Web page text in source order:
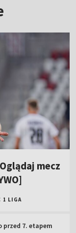
mecz
1 LIGA
przed 7. etapem